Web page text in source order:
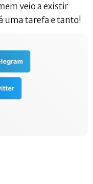
veio a existir
uma tarefa e tanto!